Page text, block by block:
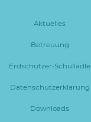
Aktuelles
Betreuung
Erdschützer-Schullädle
Datenschutzerklärung
Downloads